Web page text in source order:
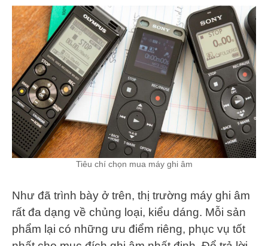
Tiêu chí chọn mua máy ghi âm
Như đã trình bày ở trên, thị trường máy ghi âm
rất đa dạng về chủng loại, kiểu dáng. Mỗi sản
phẩm lại có những ưu điểm riêng, phục vụ tốt